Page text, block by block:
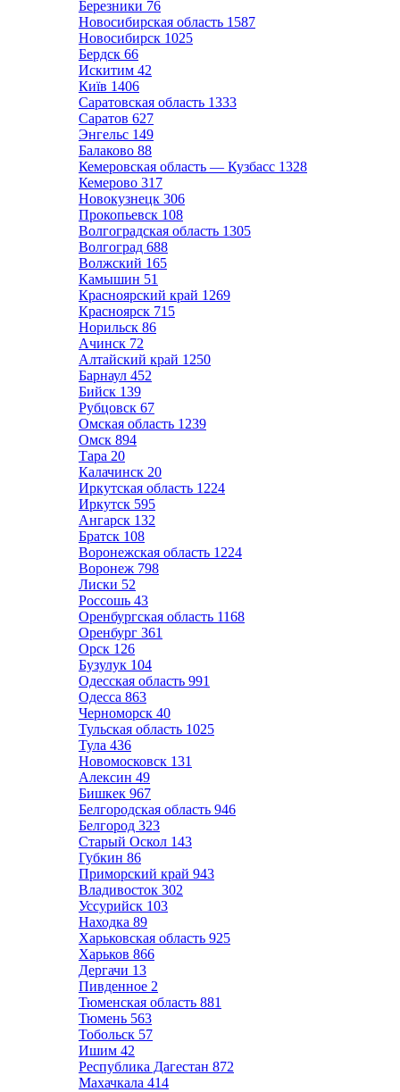
Березники 76
Новосибирская область 1587
Новосибирск 1025
Бердск 66
Искитим 42
Київ 1406
Саратовская область 1333
Саратов 627
Энгельс 149
Балаково 88
Кемеровская область — Кузбасс 1328
Кемерово 317
Новокузнецк 306
Прокопьевск 108
Волгоградская область 1305
Волгоград 688
Волжский 165
Камышин 51
Красноярский край 1269
Красноярск 715
Норильск 86
Ачинск 72
Алтайский край 1250
Барнаул 452
Бийск 139
Рубцовск 67
Омская область 1239
Омск 894
Тара 20
Калачинск 20
Иркутская область 1224
Иркутск 595
Ангарск 132
Братск 108
Воронежская область 1224
Воронеж 798
Лиски 52
Россошь 43
Оренбургская область 1168
Оренбург 361
Орск 126
Бузулук 104
Одесская область 991
Одесса 863
Черноморск 40
Тульская область 1025
Тула 436
Новомосковск 131
Алексин 49
Бишкек 967
Белгородская область 946
Белгород 323
Старый Оскол 143
Губкин 86
Приморский край 943
Владивосток 302
Уссурийск 103
Находка 89
Харьковская область 925
Харьков 866
Дергачи 13
Пивденное 2
Тюменская область 881
Тюмень 563
Тобольск 57
Ишим 42
Республика Дагестан 872
Махачкала 414